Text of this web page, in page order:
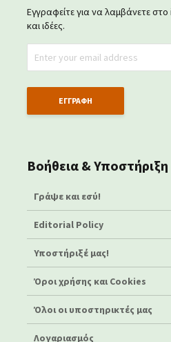
Εγγραφείτε για να λαμβάνετε
και ιδέες.
Βοήθεια & Υποστήριξη
Γράψε και εσύ!
Editorial Policy
Υποστήριξέ μας!
Όροι χρήσης και Cookies
Όλοι οι υποστηρικτές μας
Λογαριασμός